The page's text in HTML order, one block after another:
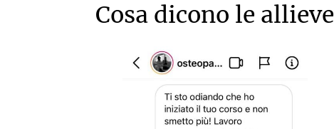
Cosa dicono le allieve